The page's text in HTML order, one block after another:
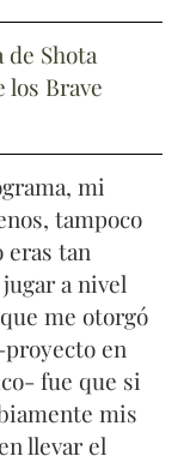
de Shota
los Brave
mi
tampoco
tan
a nivel
me otorgó
en
fue que si
mis
llevar el